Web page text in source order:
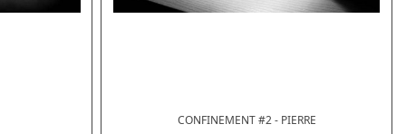
CONFINEMENT #2 - PIERRE